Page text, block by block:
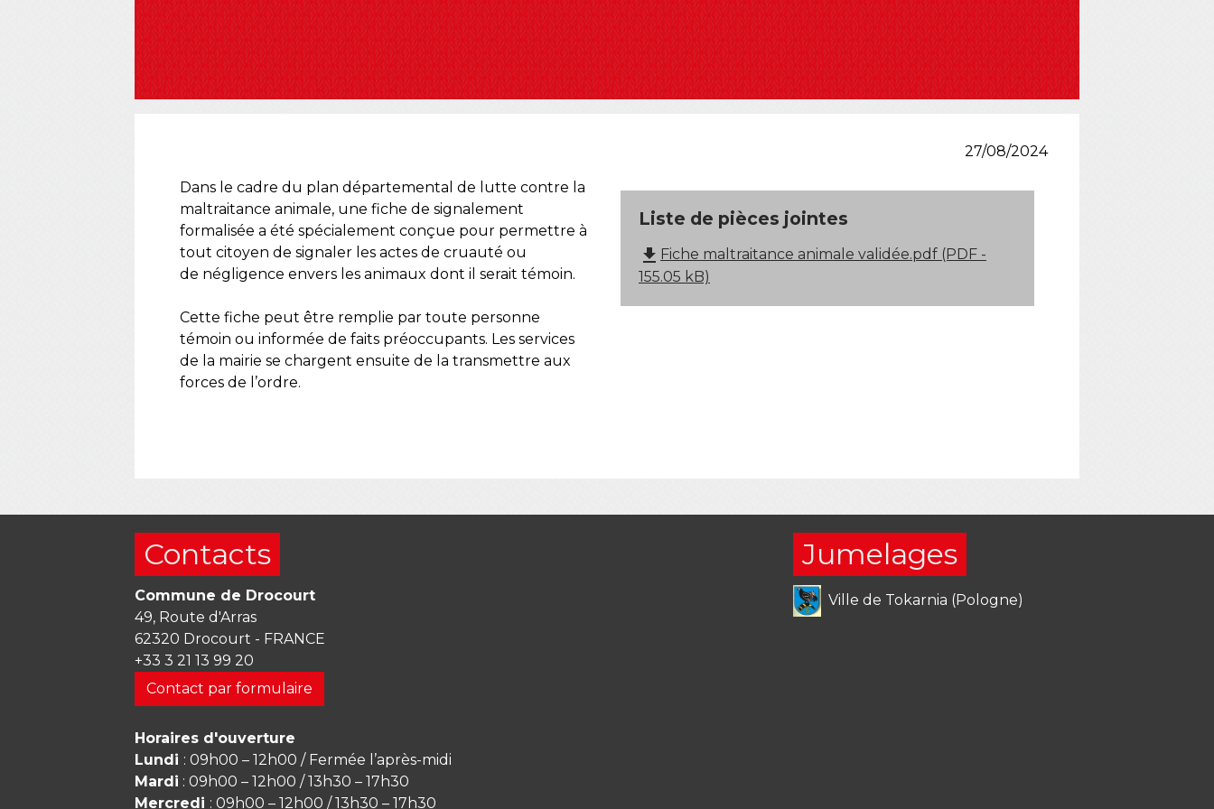
27/08/2024
Dans le cadre du plan départemental de lutte contre la
maltraitance animale, une fiche de signalement
formalisée a été spécialement conçue pour permettre à
tout citoyen de signaler les actes de cruauté ou
de négligence envers les animaux dont il serait témoin.
Cette fiche peut être remplie par toute personne
témoin ou informée de faits préoccupants. Les services
de la mairie se chargent ensuite de la transmettre aux
forces de l’ordre.
Liste de pièces jointes
file_download Fiche maltraitance animale validée.pdf (PDF -
155.05 kB)
Contacts
Commune de Drocourt
49, Route d'Arras
62320 Drocourt - FRANCE
+33 3 21 13 99 20
Contact par formulaire
Horaires d'ouverture
Lundi : 09h00 – 12h00 / Fermée l’après-midi
Mardi : 09h00 – 12h00 / 13h30 – 17h30
Mercredi : 09h00 – 12h00 / 13h30 – 17h30
Jumelages
Ville de Tokarnia (Pologne)